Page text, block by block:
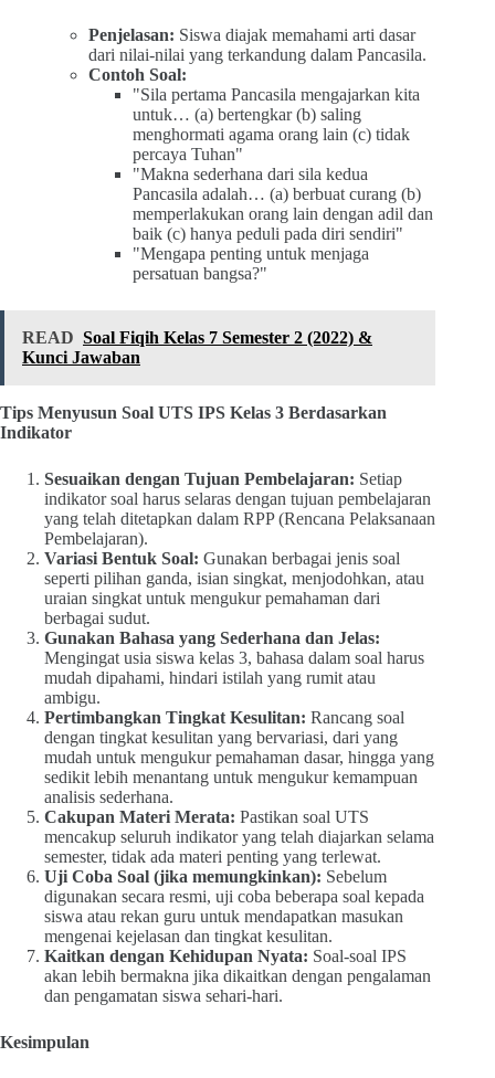
Penjelasan: Siswa diajak memahami arti dasar
dari nilai-nilai yang terkandung dalam Pancasila.
Contoh Soal:
"Sila pertama Pancasila mengajarkan kita
untuk… (a) bertengkar (b) saling
menghormati agama orang lain (c) tidak
percaya Tuhan"
"Makna sederhana dari sila kedua
Pancasila adalah… (a) berbuat curang (b)
memperlakukan orang lain dengan adil dan
baik (c) hanya peduli pada diri sendiri"
"Mengapa penting untuk menjaga
persatuan bangsa?"
READ Soal Fiqih Kelas 7 Semester 2 (2022) &
Kunci Jawaban
Tips Menyusun Soal UTS IPS Kelas 3 Berdasarkan
Indikator
Sesuaikan dengan Tujuan Pembelajaran: Setiap
indikator soal harus selaras dengan tujuan pembelajaran
yang telah ditetapkan dalam RPP (Rencana Pelaksanaan
Pembelajaran).
Variasi Bentuk Soal: Gunakan berbagai jenis soal
seperti pilihan ganda, isian singkat, menjodohkan, atau
uraian singkat untuk mengukur pemahaman dari
berbagai sudut.
Gunakan Bahasa yang Sederhana dan Jelas:
Mengingat usia siswa kelas 3, bahasa dalam soal harus
mudah dipahami, hindari istilah yang rumit atau
ambigu.
Pertimbangkan Tingkat Kesulitan: Rancang soal
dengan tingkat kesulitan yang bervariasi, dari yang
mudah untuk mengukur pemahaman dasar, hingga yang
sedikit lebih menantang untuk mengukur kemampuan
analisis sederhana.
Cakupan Materi Merata: Pastikan soal UTS
mencakup seluruh indikator yang telah diajarkan selama
semester, tidak ada materi penting yang terlewat.
Uji Coba Soal (jika memungkinkan): Sebelum
digunakan secara resmi, uji coba beberapa soal kepada
siswa atau rekan guru untuk mendapatkan masukan
mengenai kejelasan dan tingkat kesulitan.
Kaitkan dengan Kehidupan Nyata: Soal-soal IPS
akan lebih bermakna jika dikaitkan dengan pengalaman
dan pengamatan siswa sehari-hari.
Kesimpulan